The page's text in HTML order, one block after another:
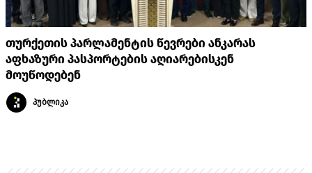
თურქეთის პარლამენტის წევრები ანკარას
აფხაზური პასპორტების აღიარებისკენ
მოუწოდებენ
პუბლიკა